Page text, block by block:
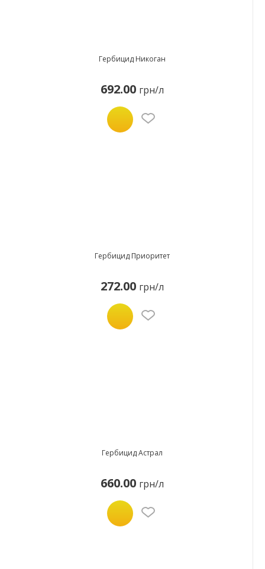
Гербицид Никоган
692.00 грн/л
Гербицид Приоритет
272.00 грн/л
Гербицид Астрал
660.00 грн/л